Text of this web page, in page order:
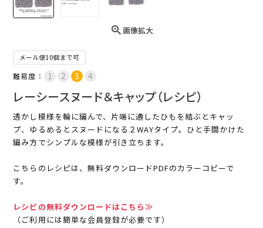
画像拡大
メール便10個まで可
難易度：
レーシースヌード＆キャップ（レシピ）
透かし模様を輪に編んで、片端に通したひもを結ぶとキャッ
プ、ゆるめるとスヌードになる２WAYタイプ。ひと手間かけた
編み方でシンプルな模様が引き立ちます。
こちらのレシピは、無料ダウンロードPDFのカラーコピーで
す。
レシピの無料ダウンロードはこちら≫
（ご利用には簡単な会員登録が必要です）